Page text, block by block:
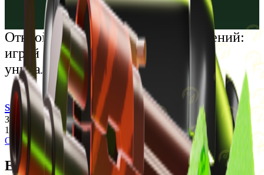
Українська
Открой мир премиальных развлечений:
играй честно и наслаждайся
уникальными впечатлениями
support@cs-wiki.org
Заходя на этот сайт, вы подтверждаете, что вам исполнилось
18 лет. Проблемы с азартными играми?
Обратится за помощью
Ежедневные бонусы